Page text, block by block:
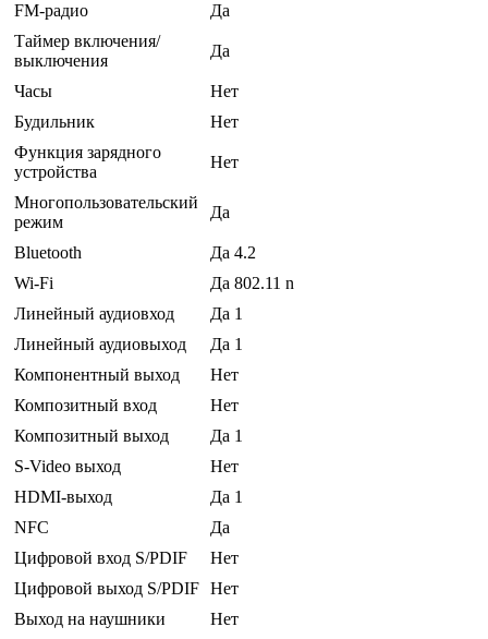
FM-радио
Да
Таймер включения/
выключения
Да
Часы
Нет
Будильник
Нет
Функция зарядного
устройства
Нет
Многопользовательский
режим
Да
Bluetooth
Да 4.2
Wi-Fi
Да 802.11 n
Линейный аудиовход
Да 1
Линейный аудиовыход
Да 1
Компонентный выход
Нет
Композитный вход
Нет
Композитный выход
Да 1
S-Video выход
Нет
HDMI-выход
Да 1
NFC
Да
Цифровой вход S/PDIF
Нет
Цифровой выход S/PDIF Нет
Выход на наушники
Нет